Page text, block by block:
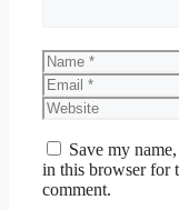
Name
Email
Website
Save my
in this browser for
comment.